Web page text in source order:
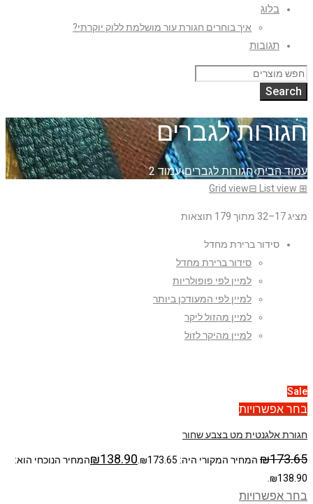
בלוג
איך בוחרים חגורת עור מושלמת ללוק יוקרתי?
תגובות
חגורות לגברים
עמוד הבית›חגורות לגברים›עמוד 2
⊞
Grid view⊟ List view
מציג 17–32 מתוך 179 תוצאות
סידור ברירת מחדל
סידור ברירת מחדל
למיין לפי פופולריות
למיין לפי המעודכן ביותר
למיין מהזול ליקר
למיין מהיקר לזול
Sale
בחר אפשרויות
חגורת אלגנטית מט בצבע שחור
₪173.65 המחיר המקורי היה: ₪173.65. ₪138.90
המחיר הנוכחי הוא:
₪138.90.
בחר אפשרויות